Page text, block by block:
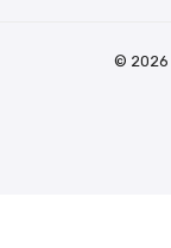
© 2026